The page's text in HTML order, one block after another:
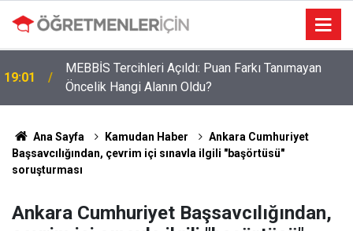
19:01
MEBBİS Tercihleri Açıldı: Puan Farkı Tanımayan
Öncelik Hangi Alanın Oldu?
Öğretmenlere Müjdeli Haber: Bu 12 İlde Norm
Kadro Tıkanıklığı Yaşanmayacak
Ana Sayfa Kamudan Haber
Ankara Cumhuriyet
Başsavcılığından, çevrim içi sınavla ilgili "başörtüsü"
soruşturması
Ankara Cumhuriyet Başsavcılığından,